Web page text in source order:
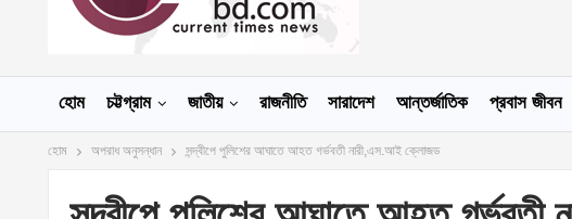
হোম চট্টগ্রাম জাতীয় রাজনীতি সারাদেশ আন্তর্জাতিক প্রবাস জীবন
হোম অপরাধ অনুসন্ধান সন্দ্বীপে পুলিশের আঘাতে আহত গর্ভবতী নারী,এস.আই ক্লোজড